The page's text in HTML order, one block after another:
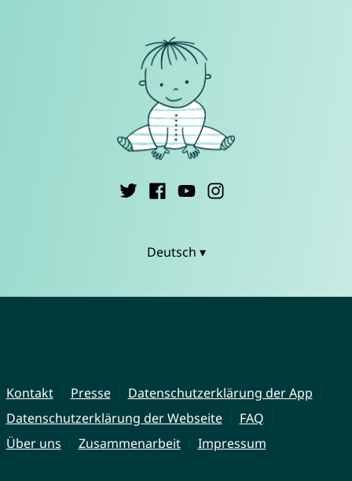
Deutsch ▾
Kontakt Presse
Datenschutzerklärung der App
Datenschutzerklärung der Webseite
FAQ
Über uns
Zusammenarbeit Impressum